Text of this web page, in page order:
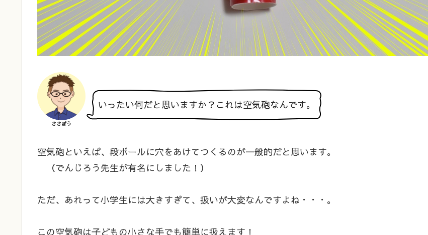
ささぼう
いったい何だと思いますか？これは空気砲なんです。
空気砲といえば、段ボールに穴をあけてつくるのが一般的だと思います。
（でんじろう先生が有名にしました！）
ただ、あれって小学生には大きすぎて、扱いが大変なんですよね・・・。
この空気砲は子どもの小さな手でも簡単に扱えます！